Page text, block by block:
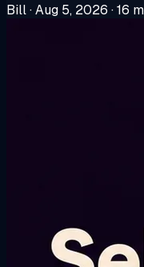
Bill·Aug 5, 2026 ·16